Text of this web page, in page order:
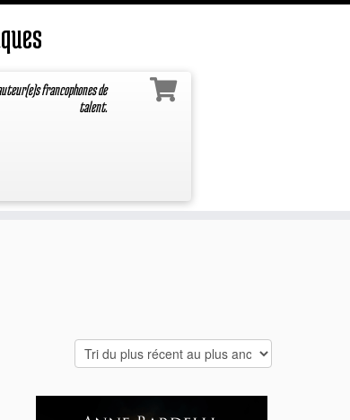
francophones de
talent.